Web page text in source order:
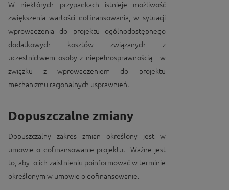
W niektórych przypadkach istnieje możliwość
zwiększenia wartości dofinansowania, w sytuacji
wprowadzenia do projektu ogólnodostępnego
dodatkowych kosztów związanych z
uczestnictwem osoby z niepełnosprawnością - w
związku z wprowadzeniem do projektu
mechanizmu racjonalnych usprawnień.
Dopuszczalne zmiany
Dopuszczalny zakres zmian określony jest w
umowie o dofinansowanie projektu. Ważne jest
to, aby o ich zaistnieniu poinformować w terminie
określonym w umowie o dofinansowanie.